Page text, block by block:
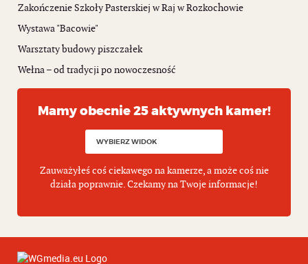
Zakończenie Szkoły Pasterskiej w Raj w Rozkochowie
Wystawa "Bacowie"
Warsztaty budowy piszczałek
Wełna – od tradycji po nowoczesność
Mamy obecnie 25 aktywnych kamer!
Zauważyłeś coś ciekawego na kamerze, a może coś nie
działa poprawnie. Czekamy na Twoje informacje!